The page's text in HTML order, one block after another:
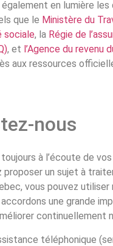
en lumière les
que le Ministère du
sociale, la Régie de
, et l’Agence du revenu
aux ressources
nous
à l’écoute de
proposer un sujet à
vous pouvez utiliser
accordons une grande
continuellement
téléphonique